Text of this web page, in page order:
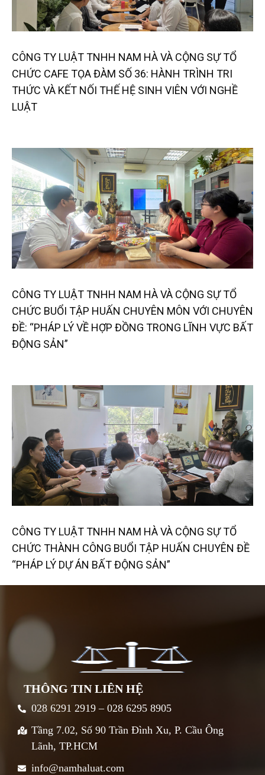
CÔNG TY LUẬT TNHH NAM HÀ VÀ CỘNG SỰ TỔ
CHỨC CAFE TỌA ĐÀM SỐ 36: HÀNH TRÌNH TRI
THỨC VÀ KẾT NỐI THẾ HỆ SINH VIÊN VỚI NGHỀ
LUẬT
CÔNG TY LUẬT TNHH NAM HÀ VÀ CỘNG SỰ TỔ
CHỨC BUỔI TẬP HUẤN CHUYÊN MÔN VỚI CHUYÊN
ĐỀ: “PHÁP LÝ VỀ HỢP ĐỒNG TRONG LĨNH VỰC BẤT
ĐỘNG SẢN”
CÔNG TY LUẬT TNHH NAM HÀ VÀ CỘNG SỰ TỔ
CHỨC THÀNH CÔNG BUỔI TẬP HUẤN CHUYÊN ĐỀ
“PHÁP LÝ DỰ ÁN BẤT ĐỘNG SẢN”
THÔNG TIN LIÊN HỆ
028 6291 2919 – 028 6295 8905
Tầng 7.02, Số 90 Trần Đình Xu, P. Cầu Ông
Lãnh, TP.HCM
info@namhaluat.com